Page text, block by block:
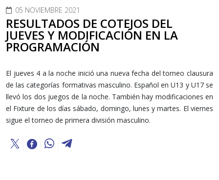
05 NOVIEMBRE 2021
RESULTADOS DE COTEJOS DEL
JUEVES Y MODIFICACIÓN EN LA
PROGRAMACIÓN
El jueves 4 a la noche inició una nueva fecha del torneo clausura
de las categorías formativas masculino. Español en U13 y U17 se
llevó los dos juegos de la noche. También hay modificaciones en
el Fixture de los días sábado, domingo, lunes y martes. El viernes
sigue el torneo de primera división masculino.